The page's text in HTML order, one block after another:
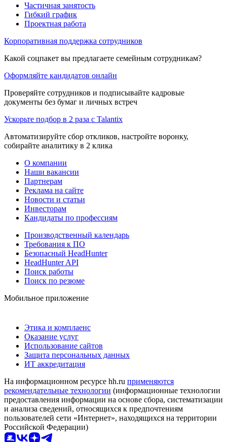
Частичная занятость
Гибкий график
Проектная работа
Корпоративная поддержка сотрудников
Какой соцпакет вы предлагаете семейным сотрудникам?
Оформляйте кандидатов онлайн
Проверяйте сотрудников и подписывайте кадровые
документы без бумаг и личных встреч
Ускорьте подбор в 2 раза с Talantix
Автоматизируйте сбор откликов, настройте воронку,
собирайте аналитику в 2 клика
О компании
Наши вакансии
Партнерам
Реклама на сайте
Новости и статьи
Инвесторам
Кандидаты по профессиям
Производственный календарь
Требования к ПО
Безопасный HeadHunter
HeadHunter API
Поиск работы
Поиск по резюме
Мобильное приложение
Этика и комплаенс
Оказание услуг
Использование сайтов
Защита персональных данных
ИТ аккредитация
На информационном ресурсе hh.ru применяются
рекомендательные технологии (информационные технологии
предоставления информации на основе сбора, систематизации
и анализа сведений, относящихся к предпочтениям
пользователей сети «Интернет», находящихся на территории
Российской Федерации)